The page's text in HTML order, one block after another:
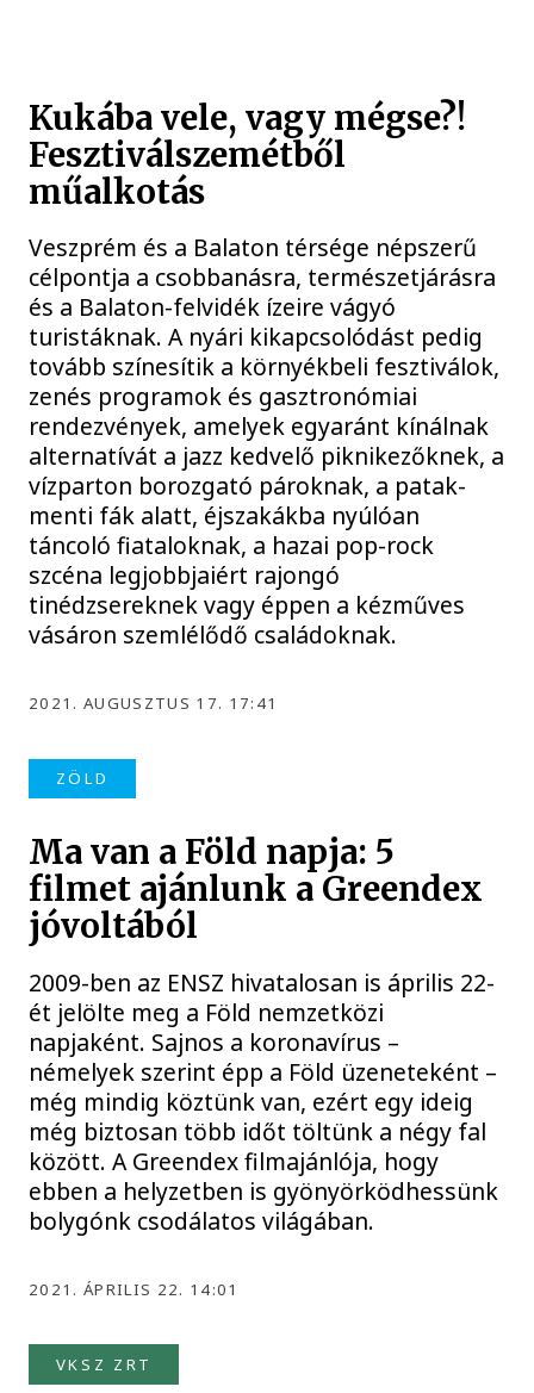
Kukába vele, vagy mégse?!
Fesztiválszemétből
műalkotás
Veszprém és a Balaton térsége népszerű
célpontja a csobbanásra, természetjárásra
és a Balaton-felvidék ízeire vágyó
turistáknak. A nyári kikapcsolódást pedig
tovább színesítik a környékbeli fesztiválok,
zenés programok és gasztronómiai
rendezvények, amelyek egyaránt kínálnak
alternatívát a jazz kedvelő piknikezőknek, a
vízparton borozgató pároknak, a patak-
menti fák alatt, éjszakákba nyúlóan
táncoló fiataloknak, a hazai pop-rock
szcéna legjobbjaiért rajongó
tinédzsereknek vagy éppen a kézműves
vásáron szemlélődő családoknak.
2021. AUGUSZTUS 17. 17:41
ZÖLD
Ma van a Föld napja: 5
filmet ajánlunk a Greendex
jóvoltából
2009-ben az ENSZ hivatalosan is április 22-
ét jelölte meg a Föld nemzetközi
napjaként. Sajnos a koronavírus –
némelyek szerint épp a Föld üzeneteként –
még mindig köztünk van, ezért egy ideig
még biztosan több időt töltünk a négy fal
között. A Greendex filmajánlója, hogy
ebben a helyzetben is gyönyörködhessünk
bolygónk csodálatos világában.
2021. ÁPRILIS 22. 14:01
VKSZ ZRT